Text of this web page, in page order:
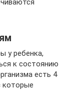
у ребенка,
к состоянию
есть 4
которые